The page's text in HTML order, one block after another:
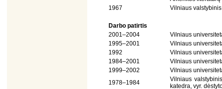
1967
Vilniaus
Darbo patirtis
2001–2004
Vilniaus
1995–2001
Vilniaus
1992
Vilniaus
1984–2001
Vilniaus
1999–2002
Vilniaus
1978–1984
Vilniaus
katedra, vyr.